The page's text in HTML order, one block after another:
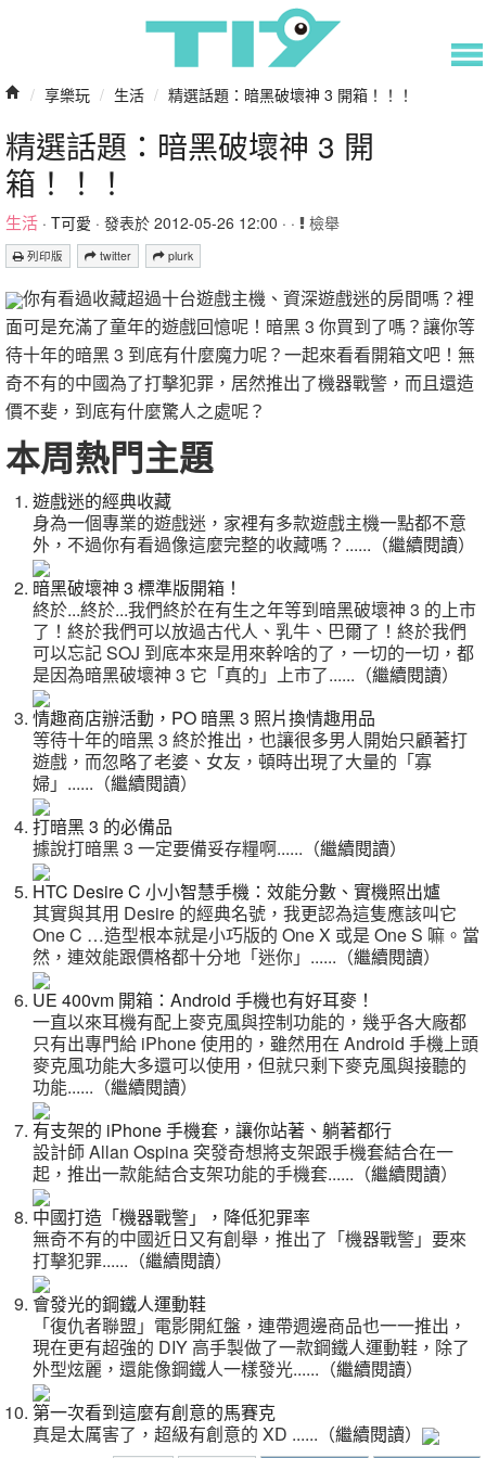
/ 享樂玩 / 生活 / 精選話題：暗黑破壞神 3 開箱！！！
精選話題：暗黑破壞神 3 開
箱！！！
生活 · T可愛 · 發表於 2012-05-26 12:00 · · 檢舉
列印版 twitter plurk
你有看過收藏超過十台遊戲主機、資深遊戲迷的房間嗎？裡
面可是充滿了童年的遊戲回憶呢！暗黑 3 你買到了嗎？讓你等
待十年的暗黑 3 到底有什麼魔力呢？一起來看看開箱文吧！無
奇不有的中國為了打擊犯罪，居然推出了機器戰警，而且還造
價不斐，到底有什麼驚人之處呢？
本周熱門主題
遊戲迷的經典收藏
身為一個專業的遊戲迷，家裡有多款遊戲主機一點都不意
外，不過你有看過像這麼完整的收藏嗎？ ......（繼續閱讀）
暗黑破壞神 3 標準版開箱！
終於...終於...我們終於在有生之年等到暗黑破壞神 3 的上市
了！終於我們可以放過古代人、乳牛、巴爾了！終於我們
可以忘記 SOJ 到底本來是用來幹啥的了，一切的一切，都
是因為暗黑破壞神 3 它「真的」上市了......（繼續閱讀）
情趣商店辦活動，PO 暗黑 3 照片換情趣用品
等待十年的暗黑 3 終於推出，也讓很多男人開始只顧著打
遊戲，而忽略了老婆、女友，頓時出現了大量的「寡
婦」 ......（繼續閱讀）
打暗黑 3 的必備品
據說打暗黑 3 一定要備妥存糧啊......（繼續閱讀）
HTC Desire C 小小智慧手機：效能分數、實機照出爐
其實與其用 Desire 的經典名號，我更認為這隻應該叫它
One C …造型根本就是小巧版的 One X 或是 One S 嘛。當
然，連效能跟價格都十分地「迷你」 ......（繼續閱讀）
UE 400vm 開箱：Android 手機也有好耳麥！
一直以來耳機有配上麥克風與控制功能的，幾乎各大廠都
只有出專門給 iPhone 使用的，雖然用在 Android 手機上頭
麥克風功能大多還可以使用，但就只剩下麥克風與接聽的
功能......（繼續閱讀）
有支架的 iPhone 手機套，讓你站著、躺著都行
設計師 Allan Ospina 突發奇想將支架跟手機套結合在一
起，推出一款能結合支架功能的手機套......（繼續閱讀）
中國打造「機器戰警」，降低犯罪率
無奇不有的中國近日又有創舉，推出了「機器戰警」要來
打擊犯罪......（繼續閱讀）
會發光的鋼鐵人運動鞋
「復仇者聯盟」電影開紅盤，連帶週邊商品也一一推出，
現在更有超強的 DIY 高手製做了一款鋼鐵人運動鞋，除了
外型炫麗，還能像鋼鐵人一樣發光......（繼續閱讀）
第一次看到這麼有創意的馬賽克
真是太厲害了，超級有創意的 XD ......（繼續閱讀）